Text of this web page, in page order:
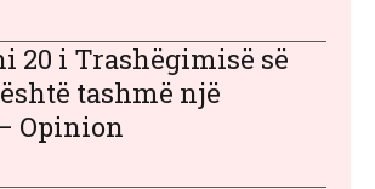
20 i Trashëgimisë së
tashmë një
Opinion